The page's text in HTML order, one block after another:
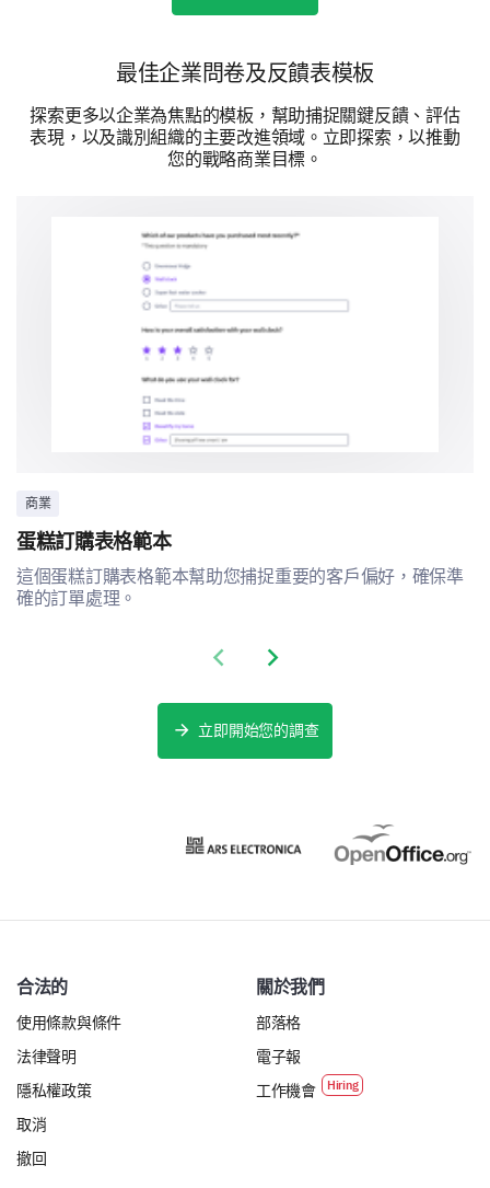
Unreliable Services
Difficult to Use
How likely are you to recommend our services
Enhancing Our Services
needs and expectations.
Which additional services would you like us to
AI and Machine Learning Solutions
What improvements would you suggest for our
current services?
最佳企業問卷及反饋表模板
探索更多以企業為焦點的模板，幫助捕捉關鍵反饋、評估
表現，以及識別組織的主要改進領域。立即探索，以推動
您的戰略商業目標。
商業
蛋糕訂購表格範本
這個蛋糕訂購表格範本幫助您捕捉重要的客戶偏好，確保準
確的訂單處理。
Previous slide
Next slide
立即開始您的調查
合法的
使用條款與條件
法律聲明
隱私權政策
取消
撤回
關於我們
部落格
電子報
工作機會